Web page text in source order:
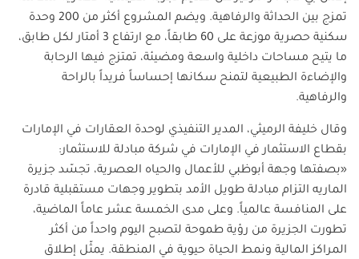
تمزج بين الحداثة والرفاهية. ويضم المشروع أكثر من 200 وحدة
سكنية حصرية موزعة على 60 طابقاً، مع ارتفاع 3 أمتار لكل طابق،
ما يتيح مساحات داخلية واسعة ومضيئة، تمتزج فيها الرحابة
والإضاءة الطبيعية لتمنح سكانها إحساساً فريداً بالراحة
والرفاهية.
وقال خليفة الرميثي، المدير التنفيذي لوحدة العقارات في الإمارات
بقطاع الاستثمار في الإمارات في شركة مبادلة للاستثمار:
«بصفتها وجهة أبوظبي للأعمال والحياه العصرية، تجسّد جزيرة
الماريه التزام مبادلة طويل الأمد بتطوير وجهات مستقبلية قادرة
على المنافسة عالمياً. وعلى مدى الخمسة عشر عاماً الماضية،
تطورت الجزيرة من رؤية طموحة لتصبح اليوم واحداً من أكثر
المراكز المالية ونمط الحياة حيوية في المنطقة. يمثّل إطلاق